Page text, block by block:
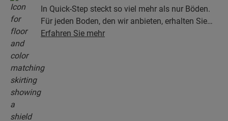
In Quick-Step steckt so viel mehr als nur Böden.
Für jeden Boden, den wir anbieten, erhalten Sie
eine ganze Kollektion aus Zubehör, einschließlich
Erfahren Sie mehr